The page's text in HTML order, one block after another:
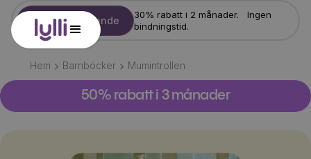
Starta erbjudande
30% rabatt i 2 månader. Ingen
bindningstid.
Hem Barnböcker Mumintrollen
50% rabatt i 3 månader